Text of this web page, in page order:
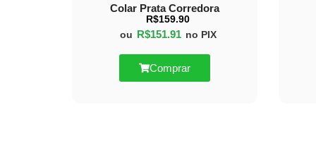
Colar Prata Corredora
R$159.90
ou R$151.91 no PIX
Comprar